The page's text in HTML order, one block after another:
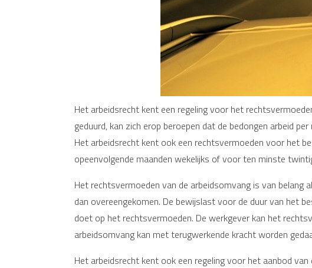
Het arbeidsrecht kent een regeling voor het
geduurd, kan zich erop beroepen dat de bedongen arbeid
Het arbeidsrecht kent ook een rechtsvermoeden voor het
opeenvolgende maanden wekelijks of voor ten minste
Het rechtsvermoeden van de arbeidsomvang is van
dan overeengekomen. De bewijslast voor de duur van het
doet op het rechtsvermoeden. De werkgever kan het
arbeidsomvang kan met terugwerkende kracht worden
Het arbeidsrecht kent ook een regeling voor het aanbod